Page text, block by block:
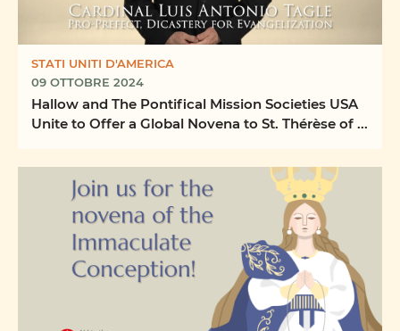
STATI UNITI D'AMERICA
09 OTTOBRE 2024
Hallow and The Pontifical Mission Societies USA
Unite to Offer a Global Novena to St. Thérèse of ...